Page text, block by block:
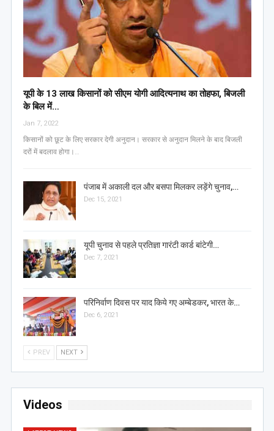
यूपी के 13 लाख किसानों को सीएम योगी आद‍ित्‍यनाथ का तोहफा, ब‍िजली
के ब‍िल में…
Jan 7, 2022
किसानों को छूट के लिए सरकार देगी अनुदान। सरकार से अनुदान मिलने के बाद बिजली
दरों में बदलाव होगा।…
पंजाब में अकाली दल और बसपा मिलकर लड़ेंगे चुनाव,…
Dec 15, 2021
यूपी चुनाव से पहले प्रतिज्ञा गारंटी कार्ड बांटेगी…
Dec 7, 2021
परिनिर्वाण दिवस पर याद किये गए अम्बेडकर, भारत के…
Dec 6, 2021
PREV NEXT
Videos